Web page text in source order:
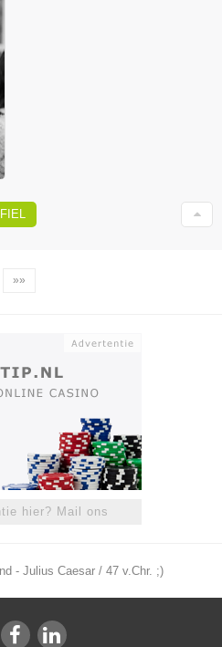
»»
hier? Mail ons
- Julius Caesar / 47 v.Chr. ;)